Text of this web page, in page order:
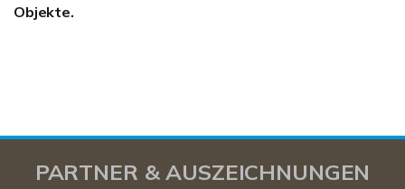
Objekte.
PARTNER & AUSZEICHNUNGEN